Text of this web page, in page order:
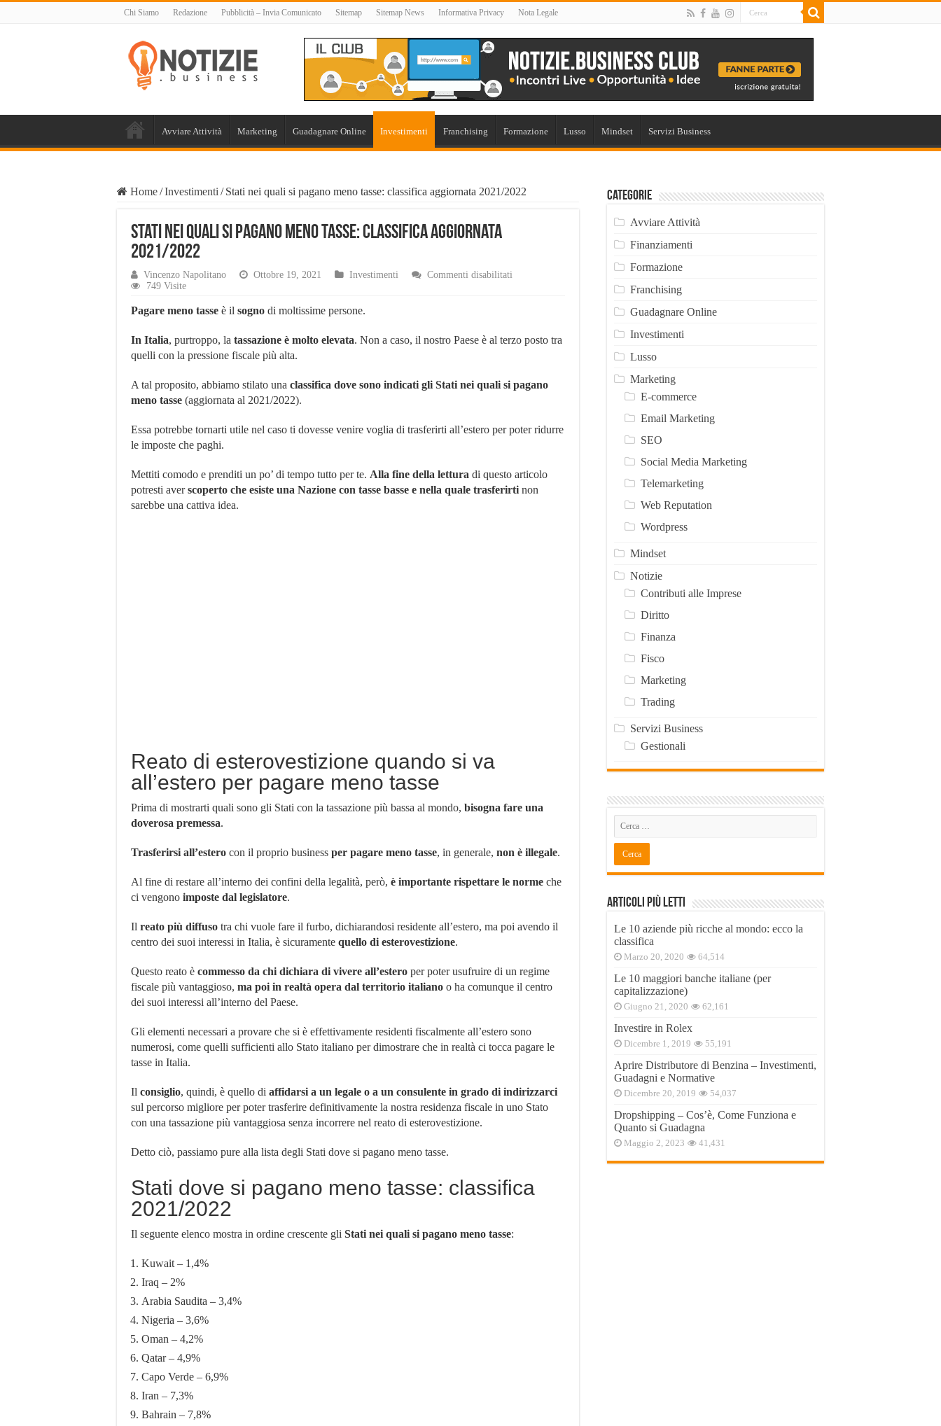
Chi Siamo Redazione Pubblicità – Invia Comunicato Sitemap Sitemap News Informativa Privacy Nota Legale
Avviare Attività Marketing Guadagnare Online Investimenti Franchising Formazione Lusso Mindset Servizi Business
Home/Investimenti / Stati nei quali si pagano meno tasse: classifica aggiornata 2021/2022
Stati nei quali si pagano meno tasse: classifica aggiornata
2021/2022
Vincenzo Napolitano Ottobre 19, 2021 Investimenti Commenti disabilitati
meno
2021/2022
749 Visite
Pagare meno tasse è il sogno di moltissime persone.
In Italia, purtroppo, la tassazione è molto elevata. Non a caso, il nostro Paese è al terzo posto tra
quelli con la pressione fiscale più alta.
A tal proposito, abbiamo stilato una classifica dove sono indicati gli Stati nei quali si pagano
meno tasse (aggiornata al 2021/2022).
Essa potrebbe tornarti utile nel caso ti dovesse venire voglia di trasferirti all’estero per poter ridurre
le imposte che paghi.
Mettiti comodo e prenditi un po’ di tempo tutto per te. Alla fine della lettura di questo articolo
potresti averscoperto che esiste una Nazione con tasse basse e nella quale trasferirti non
sarebbe una cattiva idea.
Reato di esterovestizione quando si va
all’estero per pagare meno tasse
Prima di mostrarti quali sono gli Stati con la tassazione più bassa al mondo, bisogna fare una
doverosa premessa.
Trasferirsi all’estero con il proprio business per pagare meno tasse, in generale, non è illegale.
Al fine di restare all’interno dei confini della legalità, però, è importante rispettare le norme che
ci vengono imposte dal legislatore.
Il reato più diffuso tra chi vuole fare il furbo, dichiarandosi residente all’estero, ma poi avendo il
centro dei suoi interessi in Italia, è sicuramente quello di esterovestizione.
Questo reato è commesso da chi dichiara di vivere all’estero per poter usufruire di un regime
fiscale più vantaggioso, ma poi in realtà opera dal territorio italiano o ha comunque il centro
dei suoi interessi all’interno del Paese.
Gli elementi necessari a provare che si è effettivamente residenti fiscalmente all’estero sono
numerosi, come quelli sufficienti allo Stato italiano per dimostrare che in realtà ci tocca pagare le
tasse in Italia.
Il consiglio, quindi, è quello di affidarsi a un legale o a un consulente in grado di indirizzarci
sul percorso migliore per poter trasferire definitivamente la nostra residenza fiscale in uno Stato
con una tassazione più vantaggiosa senza incorrere nel reato di esterovestizione.
Detto ciò, passiamo pure alla lista degli Stati dove si pagano meno tasse.
Stati dove si pagano meno tasse: classifica
2021/2022
Il seguente elenco mostra in ordine crescente gli Stati nei quali si pagano meno tasse:
Kuwait – 1,4%
Iraq – 2%
Arabia Saudita – 3,4%
Nigeria – 3,6%
Oman – 4,2%
Qatar – 4,9%
Capo Verde – 6,9%
Iran – 7,3%
Bahrain – 7,8%
Categorie
Avviare Attività
Finanziamenti
Formazione
Franchising
Guadagnare Online
Investimenti
Lusso
Marketing
E-commerce
Email Marketing
SEO
Social Media Marketing
Telemarketing
Web Reputation
Wordpress
Mindset
Notizie
Contributi alle Imprese
Diritto
Finanza
Fisco
Marketing
Trading
Servizi Business
Gestionali
Articoli Più Letti
Le 10 aziende più ricche al mondo: ecco la
classifica
Marzo 20, 2020 64,514
Le 10 maggiori banche italiane (per
capitalizzazione)
Giugno 21, 2020 62,161
Investire in Rolex
Dicembre 1, 2019 55,191
Aprire Distributore di Benzina – Investimenti,
Guadagni e Normative
Dicembre 20, 2019 54,037
Dropshipping – Cos’è, Come Funziona e
Quanto si Guadagna
Maggio 2, 2023 41,431